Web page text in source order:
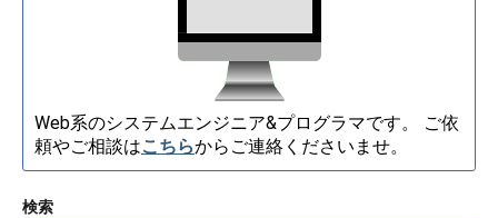
Web系のシステムエンジニア&プログラマです。 ご依
頼やご相談はこちらからご連絡くださいませ。
検索